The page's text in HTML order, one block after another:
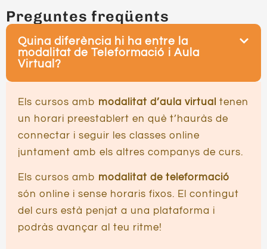
Preguntes freqüents
Quina diferència hi ha entre la
modalitat de Teleformació i Aula
Virtual?
Els cursos amb modalitat d’aula virtual tenen
un horari preestablert en què t’hauràs de
connectar i seguir les classes online
juntament amb els altres companys de curs.
Els cursos amb modalitat de teleformació
són online i sense horaris fixos. El contingut
del curs està penjat a una plataforma i
podràs avançar al teu ritme!